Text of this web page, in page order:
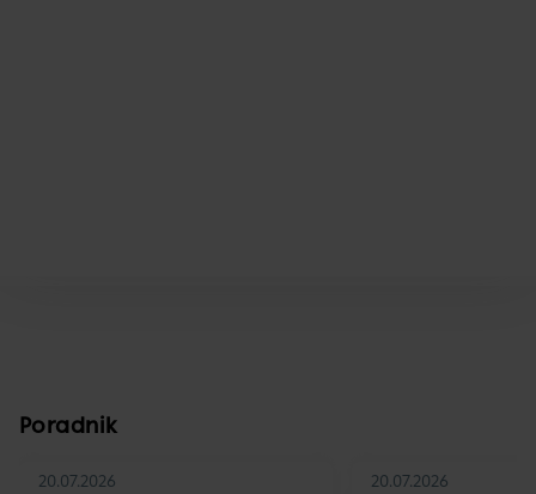
Poradnik
20.07.2026
20.07.2026